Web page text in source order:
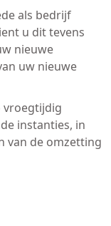
als bedrijf
u dit tevens
nieuwe
uw nieuwe
vroegtijdig
instanties, in
van de omzetting